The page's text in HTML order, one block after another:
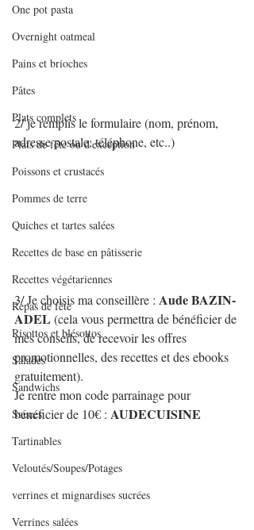
One pot pasta
Overnight oatmeal
Pains et brioches
Pâtes
Plats complets
Plats de fête ou d'exception
Poissons et crustacés
Pommes de terre
Quiches et tartes salées
Recettes de base en pâtisserie
Recettes végétariennes
Repas de fête
Risottos et blésottos
Salades
Sandwichs
Sauces
Tartinables
Veloutés/Soupes/Potages
verrines et mignardises sucrées
Verrines salées
2/ je remplis le formulaire (nom, prénom,
adresse postale, téléphone, etc..)
3/ Je choisis ma conseillère : Aude BAZIN-
ADEL (cela vous permettra de bénéficier de
mes conseils, de recevoir les offres
promotionnelles, des recettes et des ebooks
gratuitement).
Je rentre mon code parrainage pour
bénéficier de 10€ : AUDECUISINE